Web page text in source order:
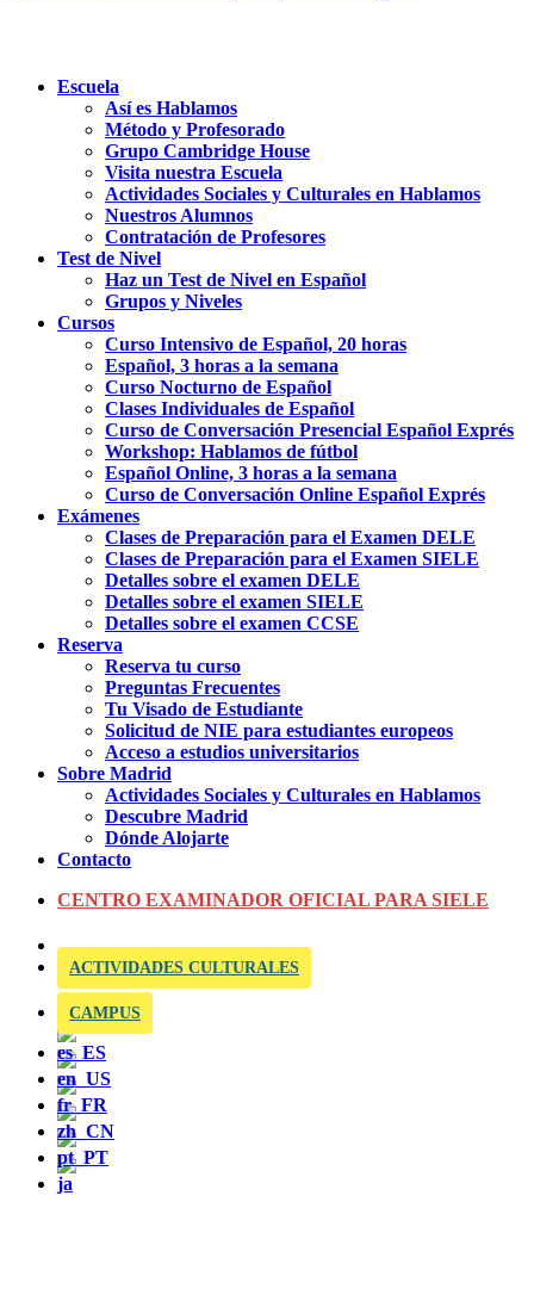
Escuela
Así es Hablamos
Método y Profesorado
Grupo Cambridge House
Visita nuestra Escuela
Actividades Sociales y Culturales en Hablamos
Nuestros Alumnos
Contratación de Profesores
Test de Nivel
Haz un Test de Nivel en Español
Grupos y Niveles
Cursos
Curso Intensivo de Español, 20 horas
Español, 3 horas a la semana
Curso Nocturno de Español
Clases Individuales de Español
Curso de Conversación Presencial Español Exprés
Workshop: Hablamos de fútbol
Español Online, 3 horas a la semana
Curso de Conversación Online Español Exprés
Exámenes
Clases de Preparación para el Examen DELE
Clases de Preparación para el Examen SIELE
Detalles sobre el examen DELE
Detalles sobre el examen SIELE
Detalles sobre el examen CCSE
Reserva
Reserva tu curso
Preguntas Frecuentes
Tu Visado de Estudiante
Solicitud de NIE para estudiantes europeos
Acceso a estudios universitarios
Sobre Madrid
Actividades Sociales y Culturales en Hablamos
Descubre Madrid
Dónde Alojarte
Contacto
CENTRO EXAMINADOR OFICIAL PARA SIELE
ACTIVIDADES CULTURALES
CAMPUS